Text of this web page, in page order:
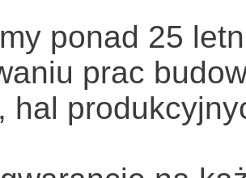
ponad 25
prac
hal